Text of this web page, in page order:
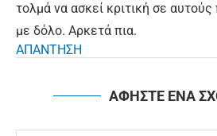
τολμά να ασκεί κριτική σε
με δόλο. Αρκετά πια.
ΑΠΑΝΤΗΣΗ
ΑΦΗΣΤΕ ΕΝΑ